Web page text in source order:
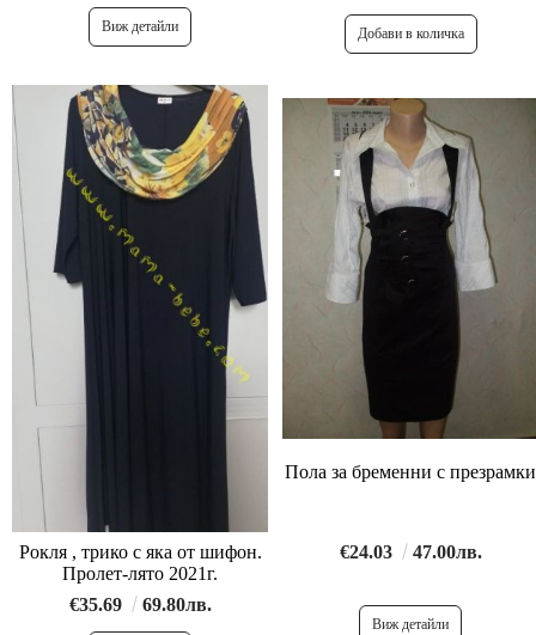
Виж детайли
Рокля , трико с яка от шифон.
Пролет-лято 2021г.
€35.69
69.80лв.
Пола за бременни с презрамки
€24.03 47.00лв.
Виж детайли